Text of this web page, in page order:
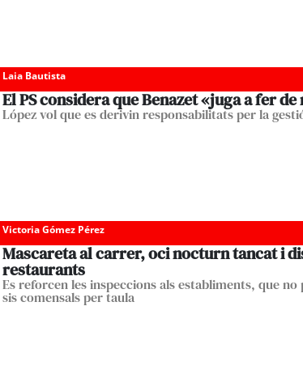
Laia Bautista
El PS considera que Benazet «juga a fer
López vol que es derivin responsabilitats per la
Victoria Gómez Pérez
Mascareta al carrer, oci nocturn tancat i
restaurants
Es reforcen les inspeccions als establiments, que no
sis comensals per taula